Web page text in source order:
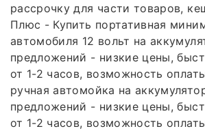
рассрочку для части товаров,
Плюс - Купить портативная
автомобиля 12 вольт на
предложений - низкие цены,
от 1-2 часов, возможность
ручная автомойка на
предложений - низкие цены,
от 1-2 часов, возможность